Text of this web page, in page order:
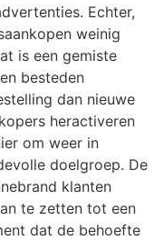
Echter,
weinig
is een gemiste
besteden
dan nieuwe
heractiveren
om weer in
doelgroep. De
klanten
te zetten tot een
dat de behoefte